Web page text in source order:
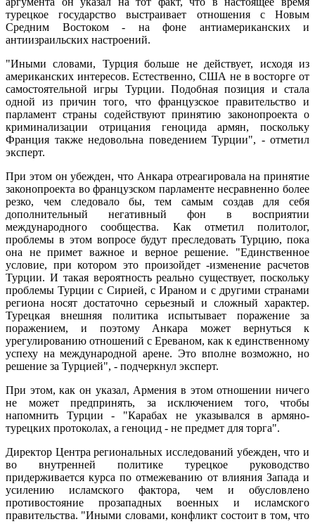
турецкое государство выстраивает отношения с Новым
Средним Востоком - на фоне антиамериканских и
антиизраильских настроений.
"Иными словами, Турция больше не действует, исходя из
американских интересов. Естественно, США не в восторге от
самостоятельной игры Турции. Подобная позиция и стала
одной из причин того, что французское правительство и
парламент страны содействуют принятию законопроекта о
криминализации отрицания геноцида армян, поскольку
Франция также недовольна поведением Турции", - отметил
эксперт.
При этом он убежден, что Анкара отреагировала на принятие
законопроекта во французском парламенте несравненно более
резко, чем следовало бы, тем самым создав для себя
дополнительный негативный фон в восприятии
международного сообщества. Как отметил политолог,
проблемы в этом вопросе будут преследовать Турцию, пока
она не примет важное и верное решение. "Единственное
условие, при котором это произойдет -изменение расчетов
Турции. И такая вероятность реально существует, поскольку
проблемы Турции с Сирией, с Ираном и с другими странами
региона носят достаточно серьезный и сложный характер.
Турецкая внешняя политика испытывает поражение за
поражением, и поэтому Анкара может вернуться к
урегулированию отношений с Ереваном, как к единственному
успеху на международной арене. Это вполне возможно, но
решение за Турцией", - подчеркнул эксперт.
При этом, как он указал, Армения в этом отношении ничего
не может предпринять, за исключением того, чтобы
напомнить Турции - "Карабах не указывался в армяно-
турецких протоколах, а геноцид - не предмет для торга".
Директор Центра региональных исследований убежден, что и
во внутренней политике турецкое руководство
придерживается курса по отмежеванию от влияния Запада и
усилению исламского фактора, чем и обусловлено
противостояние прозападных военных и исламского
правительства. "Иными словами, конфликт состоит в том, что